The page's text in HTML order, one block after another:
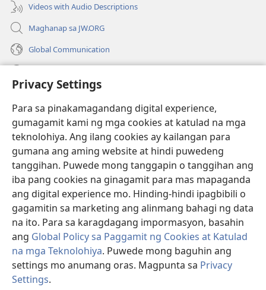
Privacy Settings
Para sa pinakamagandang digital experience,
gumagamit kami ng mga cookies at katulad na mga
teknolohiya. Ang ilang cookies ay kailangan para
gumana ang aming website at hindi puwedeng
tanggihan. Puwede mong tanggapin o tanggihan ang
iba pang cookies na ginagamit para mas mapaganda
ang digital experience mo. Hinding-hindi ipagbibili o
gagamitin sa marketing ang alinmang bahagi ng data
na ito. Para sa karagdagang impormasyon, basahin
ang Global Policy sa Paggamit ng Cookies at Katulad
na mga Teknolohiya. Puwede mong baguhin ang
settings mo anumang oras. Magpunta sa Privacy
Settings.
Videos with Audio Descriptions
Maghanap sa JW.ORG
Global Communication
(may
na
bagong
window)
Watchtower ONLINE LIBRARY™
(may
bubukas
na
bagong
window)
JW Hub ®
(may
bubukas
bagong
window)
JW Library ®
Watchtower Library®
Copyright
KASUNDUAN SA PAGGAMIT